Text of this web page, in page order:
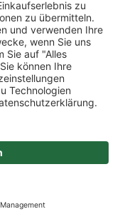
persönlich gerne
an, welche das